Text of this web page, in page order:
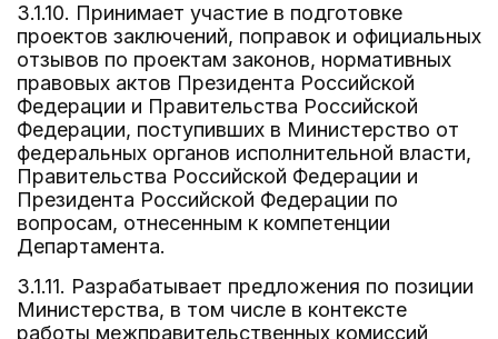
3.1.10. Принимает участие в подготовке
проектов заключений, поправок и официальных
отзывов по проектам законов, нормативных
правовых актов Президента Российской
Федерации и Правительства Российской
Федерации, поступивших в Министерство от
федеральных органов исполнительной власти,
Правительства Российской Федерации и
Президента Российской Федерации по
вопросам, отнесенным к компетенции
Департамента.
3.1.11. Разрабатывает предложения по позиции
Министерства, в том числе в контексте
работы межправительственных комиссий